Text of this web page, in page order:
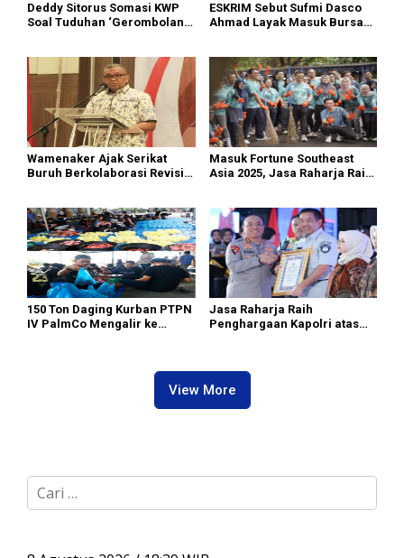
Deddy Sitorus Somasi KWP
Soal Tuduhan ‘Gerombolan
Ahmad
ESKRIM Sebut Sufmi Dasco
Ahmad Layak Masuk Bursa
Wamenaker Ajak Serikat
Buruh Berkolaborasi Revisi
Masuk Fortune Southeast
Asia 2025, Jasa Raharja Raih
Lingkungan Kerja Terbaik
150 Ton Daging Kurban PTPN
IV PalmCo Mengalir ke
Jasa Raharja Raih
Penghargaan Kapolri atas
Lilin Nataru 2025
View More
C
a